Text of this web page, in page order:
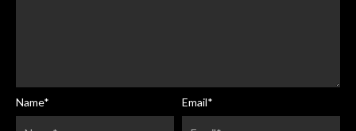
Name* Email*